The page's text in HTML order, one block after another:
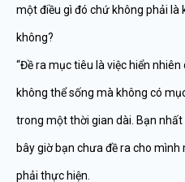
một điều gì đó chứ không phải là
không?
“Đề ra mục tiêu là việc hiển
không thể sống mà không có
trong một thời gian dài. Bạn
bây giờ bạn chưa đề ra cho
phải thực hiện.